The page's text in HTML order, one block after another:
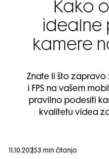
Kako
idealne
kamere
Znate li što zapravo
i FPS na vašem
pravilno podesiti
kvalitetu videa
11.10.20253 min čitanja